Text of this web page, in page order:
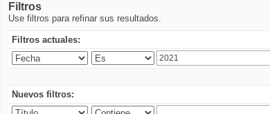
Filtros
Use filtros para refinar sus resultados.
Filtros actuales:
Nuevos filtros: